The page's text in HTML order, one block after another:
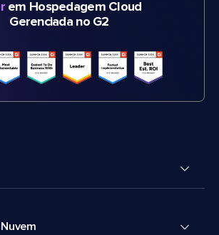
em Hospedagem Cloud
Gerenciada no G2